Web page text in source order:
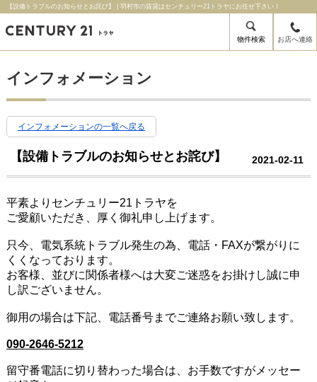
【設備トラブルのお知らせとお詫び】 | 羽村市の賃貸はセンチュリー21トラヤにお任せ下さい！
物件検索 お店へ連絡
インフォメーション
インフォメーションの一覧へ戻る
【設備トラブルのお知らせとお詫び】 2021-02-11
平素よりセンチュリー21トラヤを
ご愛顧いただき、厚く御礼申し上げます。
只今、電気系統トラブル発生の為、電話・FAXが繋がりに
くくなっております。
お客様、並びに関係者様へは大変ご迷惑をお掛けし誠に申
し訳ございません。
御用の場合は下記、電話番号までご連絡お願い致します。
090-2646-5212
留守番電話に切り替わった場合は、お手数ですがメッセー